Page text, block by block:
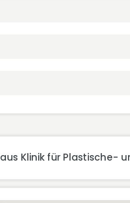
Klinik für Plastische-